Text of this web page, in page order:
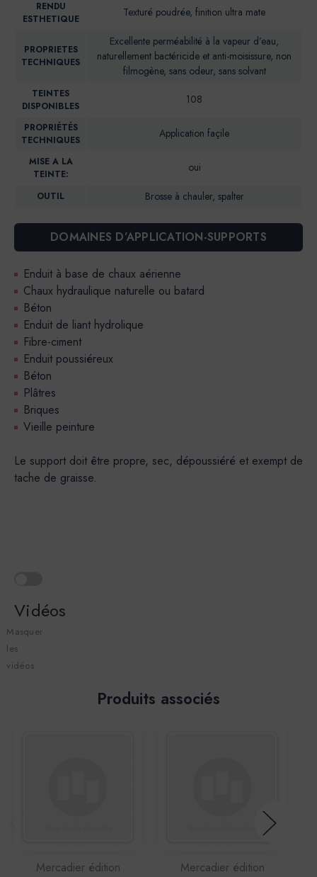
RENDU
ESTHETIQUE
Texturé poudrée, finition ultra mate
PROPRIETES
TECHNIQUES
Excellente perméabilité à la vapeur d’eau,
naturellement bactéricide et anti-moisissure, non
filmogène, sans odeur, sans solvant
TEINTES
DISPONIBLES
108
PROPRIÉTÉS
TECHNIQUES
Application façile
MISE A LA
TEINTE:
oui
OUTIL Brosse à chauler, spalter
DOMAINES D’APPLICATION-SUPPORTS
Enduit à base de chaux aérienne
Chaux hydraulique naturelle ou batard
Béton
Enduit de liant hydrolique
Fibre-ciment
Enduit poussiéreux
Béton
Plâtres
Briques
Vieille peinture
Le support doit être propre, sec, dépoussiéré et exempt de
tache de graisse.
Vidéos
Masquer
les
vidéos
Produits associés
Mercadier édition Mercadier édition